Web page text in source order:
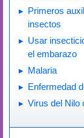
Primeros
insectos
Usar
el embarazo
Malaria
Enfermedad
Virus del Nilo